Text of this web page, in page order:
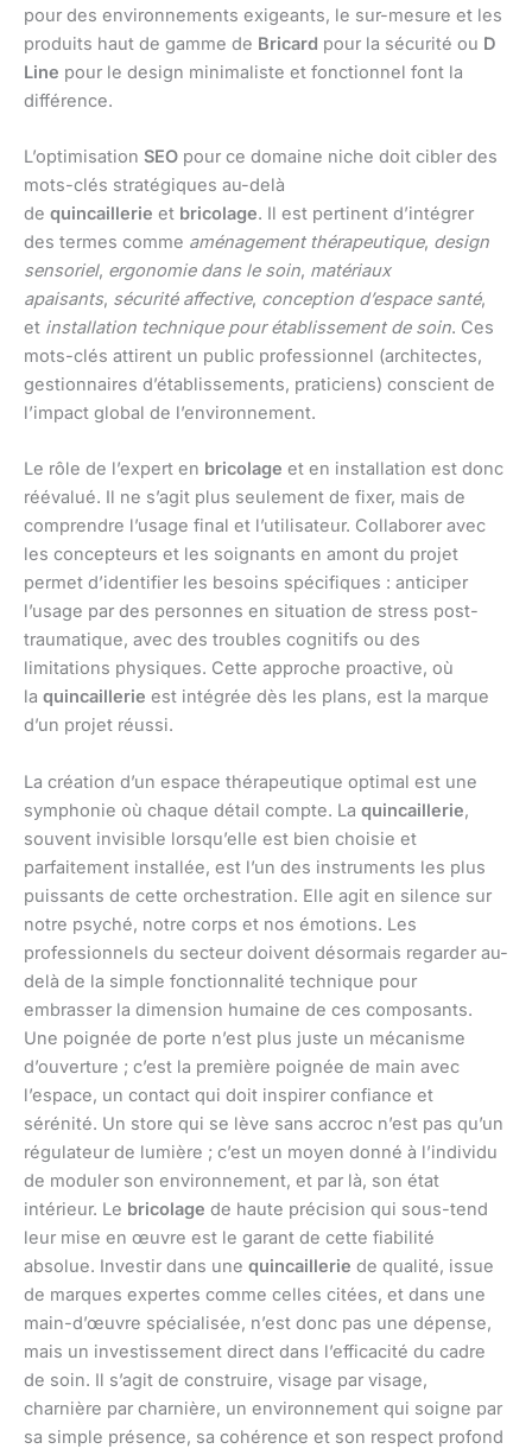
pour des environnements exigeants, le sur-mesure et les
produits haut de gamme de Bricard pour la sécurité ou D
Line pour le design minimaliste et fonctionnel font la
différence.
L’optimisation SEO pour ce domaine niche doit cibler des
mots-clés stratégiques au-delà
de quincaillerie et bricolage. Il est pertinent d’intégrer
des termes comme aménagement thérapeutique, design
sensoriel, ergonomie dans le soin, matériaux
apaisants, sécurité affective, conception d’espace santé,
et installation technique pour établissement de soin. Ces
mots-clés attirent un public professionnel (architectes,
gestionnaires d’établissements, praticiens) conscient de
l’impact global de l’environnement.
Le rôle de l’expert en bricolage et en installation est donc
réévalué. Il ne s’agit plus seulement de fixer, mais de
comprendre l’usage final et l’utilisateur. Collaborer avec
les concepteurs et les soignants en amont du projet
permet d’identifier les besoins spécifiques : anticiper
l’usage par des personnes en situation de stress post-
traumatique, avec des troubles cognitifs ou des
limitations physiques. Cette approche proactive, où
la quincaillerie est intégrée dès les plans, est la marque
d’un projet réussi.
La création d’un espace thérapeutique optimal est une
symphonie où chaque détail compte. La quincaillerie,
souvent invisible lorsqu’elle est bien choisie et
parfaitement installée, est l’un des instruments les plus
puissants de cette orchestration. Elle agit en silence sur
notre psyché, notre corps et nos émotions. Les
professionnels du secteur doivent désormais regarder au-
delà de la simple fonctionnalité technique pour
embrasser la dimension humaine de ces composants.
Une poignée de porte n’est plus juste un mécanisme
d’ouverture ; c’est la première poignée de main avec
l’espace, un contact qui doit inspirer confiance et
sérénité. Un store qui se lève sans accroc n’est pas qu’un
régulateur de lumière ; c’est un moyen donné à l’individu
de moduler son environnement, et par là, son état
intérieur. Le bricolage de haute précision qui sous-tend
leur mise en œuvre est le garant de cette fiabilité
absolue. Investir dans une quincaillerie de qualité, issue
de marques expertes comme celles citées, et dans une
main-d’œuvre spécialisée, n’est donc pas une dépense,
mais un investissement direct dans l’efficacité du cadre
de soin. Il s’agit de construire, visage par visage,
charnière par charnière, un environnement qui soigne par
sa simple présence, sa cohérence et son respect profond